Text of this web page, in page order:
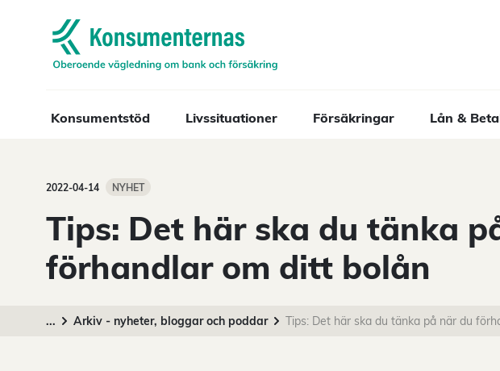
Navigera till startsidan
Konsumentstöd Livssituationer Försäkringar Lån &
2022-04-14 NYHET
Tips: Det här ska du tänka
förhandlar om ditt bolån
... Arkiv - nyheter, bloggar och poddar Tips: Det här ska du tänka på när du